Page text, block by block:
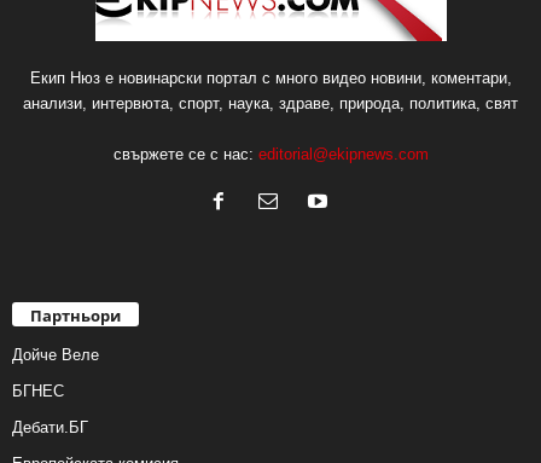
Екип Нюз е новинарски портал с много видео новини, коментари,
анализи, интервюта, спорт, наука, здраве, природа, политика, свят
свържете се с нас: editorial@ekipnews.com
Партньори
Дойче Веле
БГНЕС
Дебати.БГ